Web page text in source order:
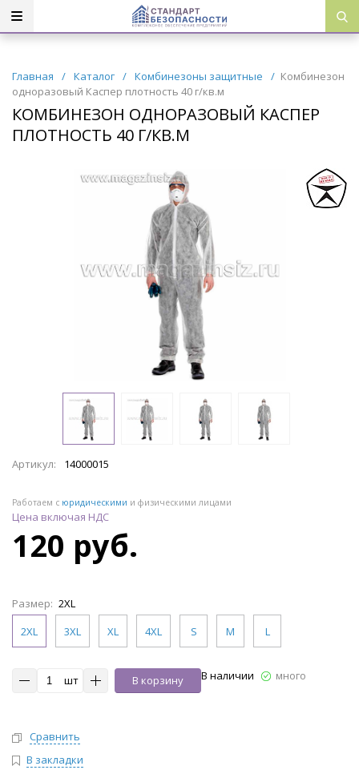
Главная / Каталог / Комбинезоны защитные / Комбинезон
одноразовый Каспер плотность 40 г/кв.м
КОМБИНЕЗОН ОДНОРАЗОВЫЙ КАСПЕР
ПЛОТНОСТЬ 40 Г/КВ.М
Артикул: 14000015
Работаем с юридическими и физическими лицами
Цена включая НДС
120 руб.
Размер: 2XL
2XL
3XL XL 4XL S M L
шт В корзину В наличии много
Сравнить
В закладки